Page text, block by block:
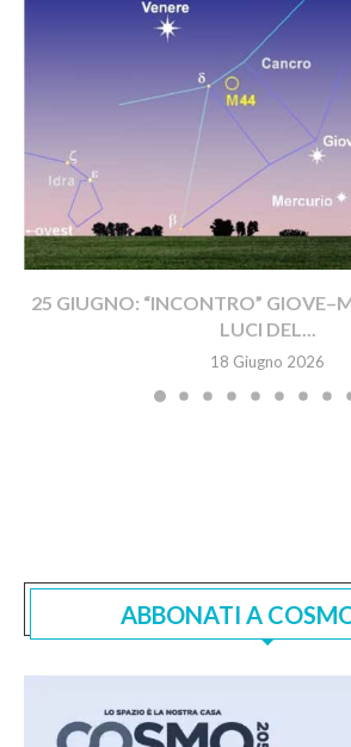
25 GIUGNO: “INCONTRO”
LUCI DEL...
18 Giugno 2026
ABBONATI A